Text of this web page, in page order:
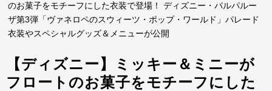
のお菓子をモチーフにした衣装で登場！ ディズニー・パルパルー
ザ第3弾「ヴァネロペのスウィーツ・ポップ・ワールド」パレード
衣装やスペシャルグッズ＆メニューが公開
【ディズニー】ミッキー＆ミニーが
フロートのお菓子をモチーフにした